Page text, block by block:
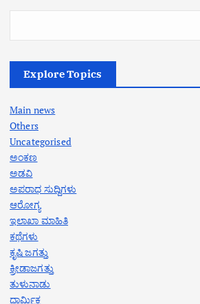
Explore Topics
Main news
Others
Uncategorised
ಅಂಕಣ
ಅಡವಿ
ಅಪರಾಧ ಸುದ್ದಿಗಳು
ಆರೋಗ್ಯ
ಇಲಾಖಾ ಮಾಹಿತಿ
ಕಥೆಗಳು
ಕೃಷಿ ಜಗತ್ತು
ಕ್ರೀಡಾಜಗತ್ತು
ತುಳುನಾಡು
ಧಾರ್ಮಿಕ